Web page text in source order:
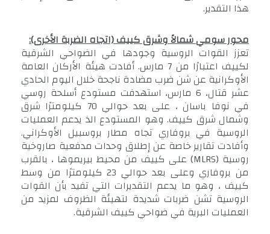
هذا التقدير.
محور سومي شمالاً وشرق كييف (اتجاه الضربة الأخرى):
تعزز القوات الروسية وجودها في الضواحي الشرقية
لكييف اعتبارًا من 7 مارس. أفادت هيئة الأركان العامة
الأوكرانية عن شن ضرب مضادة ناجحة خلال اليوم الحادي
عشر قتال، 6 مارس، استهدفت مستودع أسلحة روسي
في نوفا باسان ، على بعد حوالي 70 كيلومترًا شرق
وشمال شرق كييف. وهو المستودع الذ يدعم العمليات
الروسية في بروفاري تجاه مطار بروسبيل الأوكراني.
وأفادت تقارير خاصة عن إطلاق وحدات مدفعية صاروخية
روسية (MLRS) على كييف من محيط بيريموها ، بالقرب
من بروفاري وعلى بعد حوالي 23 كيلومترًا من وسط
كييف ، وهو ما يدعم التقديرات التي تفيد بأن القوات
الروسية تشن ضربات شديدة لتهيئة الظروف لمزيد من
العمليات البرية في ضواحي كييف الشرقية.